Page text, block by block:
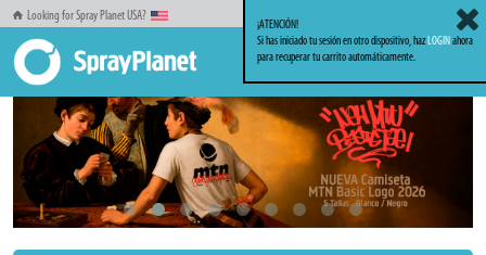
Looking for Spray Planet USA?
¡ATENCIÓN!
Si has iniciado tu sesión en otro dispositivo, hazLOGINahora
para recuperar tu carrito automáticamente.